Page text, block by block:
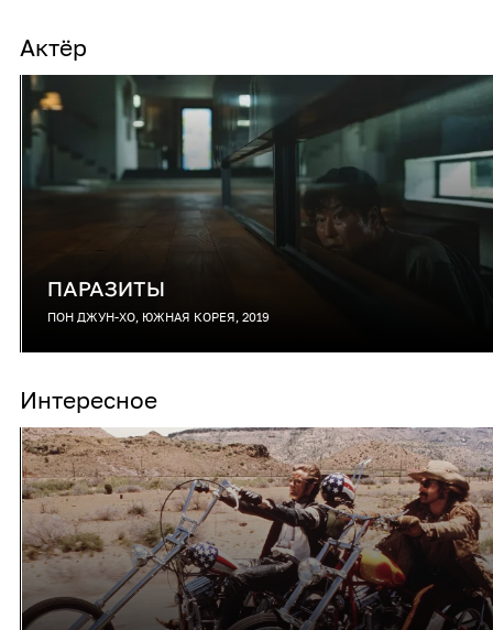
Актёр
ПАРАЗИТЫ
ПОН ДЖУН-ХО, ЮЖНАЯ КОРЕЯ, 2019
Интересное